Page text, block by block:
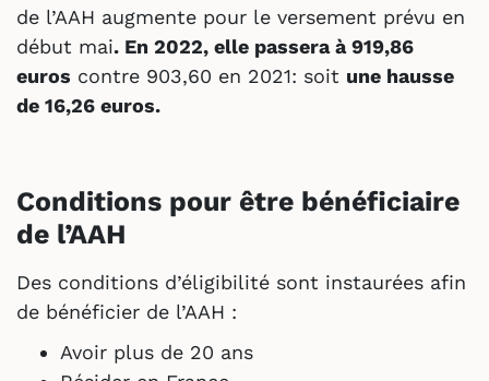
de l’AAH augmente pour le versement prévu en
début mai. En 2022, elle passera à 919,86
euros contre 903,60 en 2021: soit une hausse
de 16,26 euros.
Conditions pour être bénéficiaire
de l’AAH
Des conditions d’éligibilité sont instaurées afin
de bénéficier de l’AAH :
Avoir plus de 20 ans